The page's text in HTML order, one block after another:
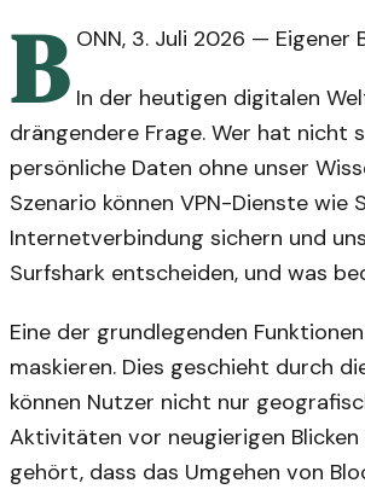
B ONN, 3. Juli 2026 — Eigener
In der heutigen digitalen
drängendere Frage. Wer hat nicht
persönliche Daten ohne unser
Szenario können VPN-Dienste wie
Internetverbindung sichern und
Surfshark entscheiden, und was
Eine der grundlegenden
maskieren. Dies geschieht durch
können Nutzer nicht nur
Aktivitäten vor neugierigen
gehört, dass das Umgehen von